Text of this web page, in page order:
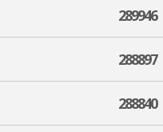
289946
288897
288840